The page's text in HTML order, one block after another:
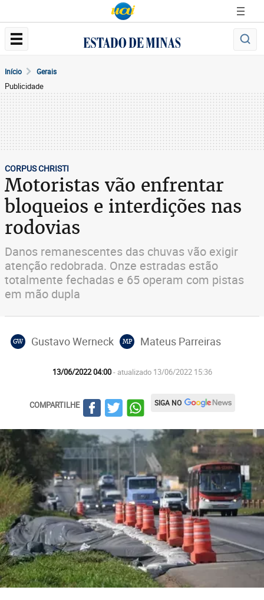
Início Gerais
Publicidade
CORPUS CHRISTI
Motoristas vão enfrentar
bloqueios e interdições nas
rodovias
Danos remanescentes das chuvas vão exigir
atenção redobrada. Onze estradas estão
totalmente fechadas e 65 operam com pistas
em mão dupla
GW Gustavo Werneck MP Mateus Parreiras
13/06/2022 04:00- atualizado 13/06/2022 15:36
COMPARTILHE SIGA NO